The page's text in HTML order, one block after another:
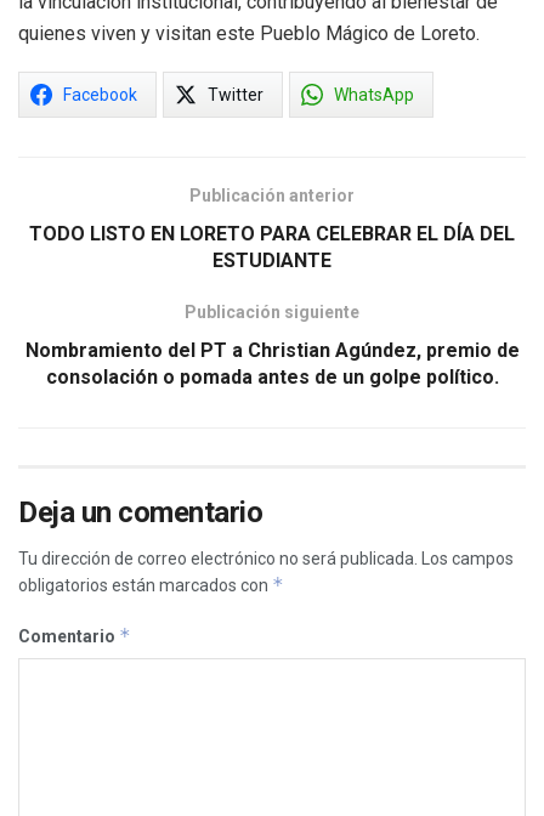
quienes viven y visitan este Pueblo Mágico de Loreto.
Facebook Twitter WhatsApp
Publicación anterior
TODO LISTO EN LORETO PARA CELEBRAR EL DÍA DEL
ESTUDIANTE
Publicación siguiente
Nombramiento del PT a Christian Agúndez, premio de
consolación o pomada antes de un golpe político.
Deja un comentario
Tu dirección de correo electrónico no será publicada.
Los campos
obligatorios están marcados con *
Comentario *